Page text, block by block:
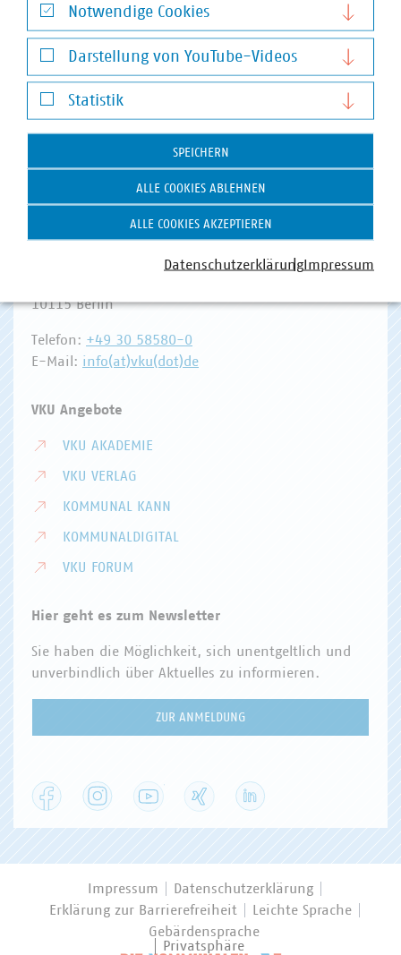
ENERGIEWIRTSCHAFTWASSER/ABWASSERDIGITALISIERUNG/TKABFALLWIRTSCHAFT
RECHT
Zum
Hausanschrift und Kontakt
VKU-Hauptgeschäftsstelle
10115 Berlin
Telefon: +49 30 58580-0
E-Mail: info(at)vku(dot)de
VKU Angebote
VKU AKADEMIE
VKU VERLAG
KOMMUNAL KANN
KOMMUNALDIGITAL
VKU FORUM
Hier geht es zum Newsletter
Sie haben die Möglichkeit, sich unentgeltlich und
unverbindlich über Aktuelles zu informieren.
ZUR ANMELDUNG
Facebook Instagram YouTube
Impressum
Datenschutzerklärung
Erklärung zur Barrierefreiheit
Leichte Sprache
Gebärdensprache
Privatsphäre
Notwendige Cookies
Notwendige Cookies
Darstellung von YouTube-Videos
Darstellung von YouTube-Videos
Statistik
Statistik
SPEICHERN
ALLE COOKIES ABLEHNEN
ALLE COOKIES AKZEPTIEREN
DatenschutzerklärungImpressum